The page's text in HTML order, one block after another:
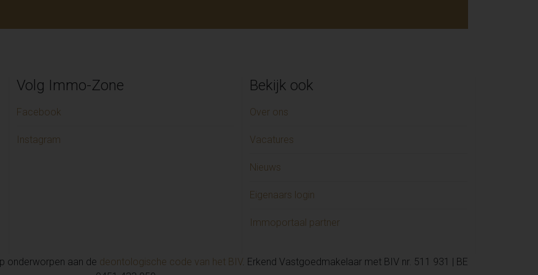
Volg Immo-Zone
Facebook
Instagram
Bekijk ook
Over ons
Vacatures
Nieuws
Eigenaars login
Immoportaal partner
onderworpen aan de deontologische code van het BIV. Erkend Vastgoedmakelaar met BIV nr. 511 931 | BE